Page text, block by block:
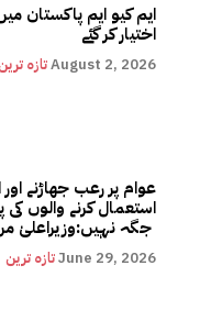
ایم کیو ایم پاکستان
اختیار کر گئے
تازہAugust 2, 2026
عوام پر رعب جھاڑنے اور
استعمال کرنے والوں
تازہ ترینJune 29, 2026